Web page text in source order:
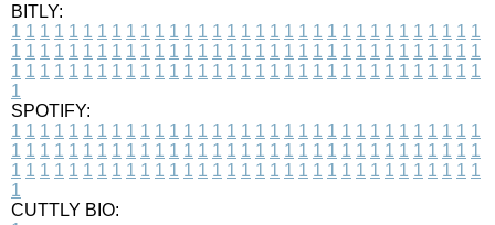
BITLY:
1 1 1 1 1 1 1 1 1 1 1 1 1 1 1 1 1 1 1 1 1 1 1 1 1 1 1 1 1 1 1 1 1
1 1 1 1 1 1 1 1 1 1 1 1 1 1 1 1 1 1 1 1 1 1 1 1 1 1 1 1 1 1 1 1 1
1 1 1 1 1 1 1 1 1 1 1 1 1 1 1 1 1 1 1 1 1 1 1 1 1 1 1 1 1 1 1 1 1
1
SPOTIFY:
1 1 1 1 1 1 1 1 1 1 1 1 1 1 1 1 1 1 1 1 1 1 1 1 1 1 1 1 1 1 1 1 1
1 1 1 1 1 1 1 1 1 1 1 1 1 1 1 1 1 1 1 1 1 1 1 1 1 1 1 1 1 1 1 1 1
1 1 1 1 1 1 1 1 1 1 1 1 1 1 1 1 1 1 1 1 1 1 1 1 1 1 1 1 1 1 1 1 1
1
CUTTLY BIO: